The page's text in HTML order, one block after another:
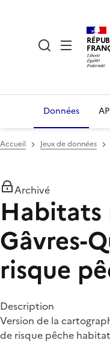
Données
Accueil Jeux de données
Archivé
Habitats
Gâvres-
risque
Description
Version de la
de risque pêche